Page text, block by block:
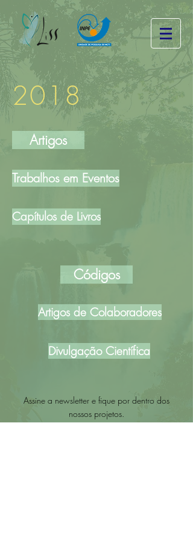
2018
Artigos
Trabalhos em Eventos
Capítulos de Livros
Códigos
Artigos de Colaboradores
Divulgação Científica
Assine a newsletter e fique por dentro dos
nossos projetos.